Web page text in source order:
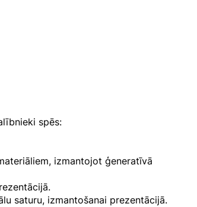
spēs:
izmantojot ģeneratīvā
saturu, izmantošanai prezentācijā.